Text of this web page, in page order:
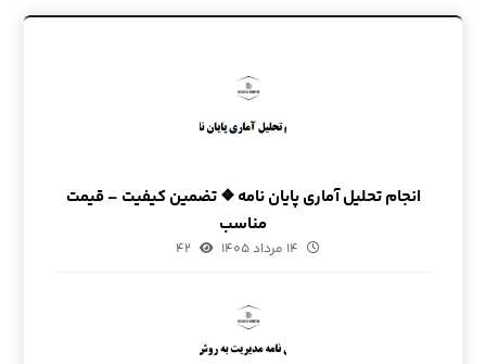
انجام تحلیل آماری پایان نامه ❖ تضمین کیفیت – قیمت
مناسب
۱۴ مرداد ۱۴۰۵ ۴۲